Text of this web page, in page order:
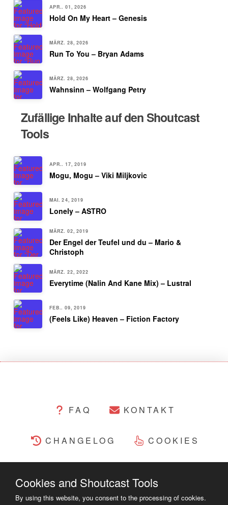
APR.. 01, 2026
Hold On My Heart – Genesis
MÄRZ. 28, 2026
Run To You – Bryan Adams
MÄRZ. 28, 2026
Wahnsinn – Wolfgang Petry
Zufällige Inhalte auf den Shoutcast
Tools
APR.. 17, 2019
Mogu, Mogu – Viki Miljkovic
MAI. 24, 2019
Lonely – ASTRO
MÄRZ. 02, 2019
Der Engel der Teufel und du – Mario &
Christoph
MÄRZ. 22, 2022
Everytime (Nalin And Kane Mix) – Lustral
FEB.. 09, 2019
(Feels Like) Heaven – Fiction Factory
FAQ KONTAKT
CHANGELOG COOKIES
COPYRIGHT ©2014 - 2023
Cookies and Shoutcast Tools
By using this website, you consent to the processing of cookies.